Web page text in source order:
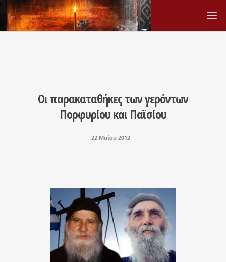
Οι παρακαταθήκες των γερόντων
Πορφυρίου και Παϊσίου
22 Μαΐου 2012